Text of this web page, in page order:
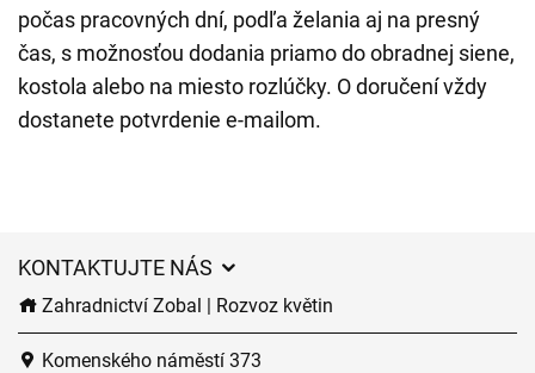
počas pracovných dní, podľa želania aj na presný
čas, s možnosťou dodania priamo do obradnej siene,
kostola alebo na miesto rozlúčky. O doručení vždy
dostanete potvrdenie e-mailom.
KONTAKTUJTE NÁS
Zahradnictví Zobal | Rozvoz květin
Komenského náměstí 373